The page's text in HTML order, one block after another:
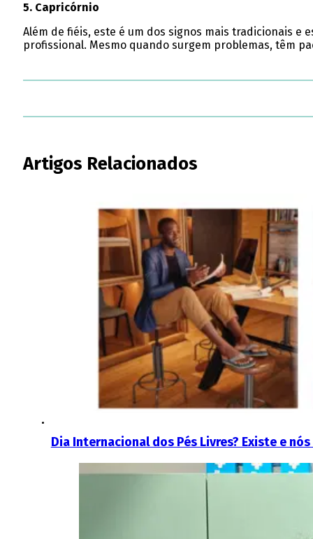
5. Capricórnio
Além de fiéis, este é um dos signos mais tradicionais
profissional. Mesmo quando surgem problemas, têm
Artigos Relacionados
Dia Internacional dos Pés Livres? Existe e